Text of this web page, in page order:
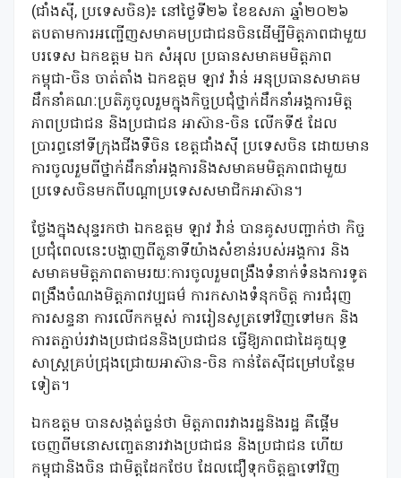
(ជាំងស៊ី, ប្រទេសចិន)៖ នៅថ្ងៃទី២៦ ខែឧសភា ឆ្នាំ២០២៦
តបតាមការអញ្ជើញសមាគមប្រជាជនចិនដើម្បីមិត្តភាពជាមួយ
បរទេស ឯកឧត្តម ឯក សំអុល ប្រធានសមាគមមិត្តភាព
កម្ពុជា-ចិន ចាត់តាំង ឯកឧត្ដម ឡាវ វ៉ាន់ អនុប្រធានសមាគម
ដឹកនាំគណៈប្រតិភូចូលរួមក្នុងកិច្ចប្រជុំថ្នាក់ដឹកនាំអង្គការមិត្ត
ភាពប្រជាជន និងប្រជាជន អាស៊ាន-ចិន លើកទី៥ ដែល
ប្រារព្ធនៅទីក្រុងជីងទឺចិន ខេត្តជាំងស៊ី ប្រទេសចិន ដោយមាន
ការចូលរួមពីថ្នាក់ដឹកនាំអង្គការនិងសមាគមមិត្តភាពជាមួយ
ប្រទេសចិនមកពីបណ្តាប្រទេសសមាជិកអាស៊ាន។
ថ្លែងក្នុងសុន្ទរកថា ឯកឧត្តម ឡាវ វ៉ាន់ បានគូសបញ្ជាក់ថា កិច្ច
ប្រជុំពេលនេះបង្ហាញពីតួនាទីយ៉ាងសំខាន់របស់អង្គការ និង
សមាគមមិត្តភាពតាមរយៈការចូលរួមពង្រឹងទំនាក់ទំនងការទូត
ពង្រឹងចំណងមិត្តភាពវប្បធម៌ ការកសាងទំនុកចិត្ត ការជំរុញ
ការសន្ទនា ការលើកកម្ពស់ ការរៀនសូត្រទៅវិញទៅមក និង
ការតភ្ជាប់រវាងប្រជាជននិងប្រជាជន ធ្វើឱ្យភាពជាដៃគូយុទ្ធ
សាស្ត្រគ្រប់ជ្រុងជ្រោយអាស៊ាន-ចិន កាន់តែស៊ីជម្រៅបន្ថែម
ទៀត។
ឯកឧត្ដម បានសង្កត់ធ្ងន់ថា មិត្តភាពរវាងរដ្ឋនិងរដ្ឋ គឺផ្តើម
ចេញពីមនោសញ្ចេតនារវាងប្រជាជន និងប្រជាជន ហើយ
កម្ពុជានិងចិន ជាមិត្តដែកថែប ដែលជឿទុកចិត្តគ្នាទៅវិញ